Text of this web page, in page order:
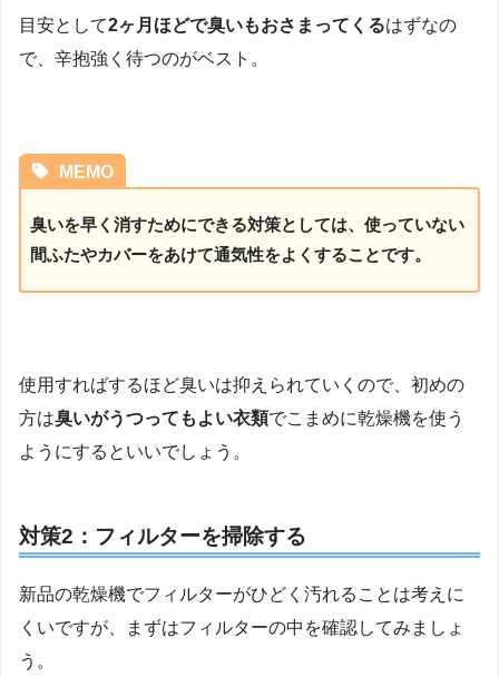
目安として2ヶ月ほどで臭いもおさまってくるはずなの
で、辛抱強く待つのがベスト。
MEMO
臭いを早く消すためにできる対策としては、使っていない
間ふたやカバーをあけて通気性をよくすることです。
使用すればするほど臭いは抑えられていくので、初めの
方は臭いがうつってもよい衣類でこまめに乾燥機を使う
ようにするといいでしょう。
対策2：フィルターを掃除する
新品の乾燥機でフィルターがひどく汚れることは考えに
くいですが、まずはフィルターの中を確認してみましょ
う。